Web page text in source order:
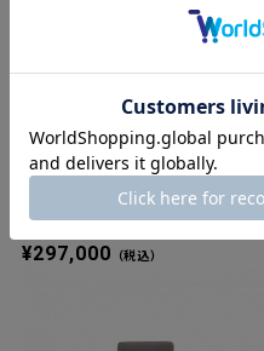
キャストールソファー1人掛 /
ピュアオーク / マハラム
¥297,000 （税込）